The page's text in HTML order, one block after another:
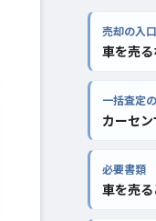
売却の入口
車を売
一括査定
カーセ
必要書類
車を売